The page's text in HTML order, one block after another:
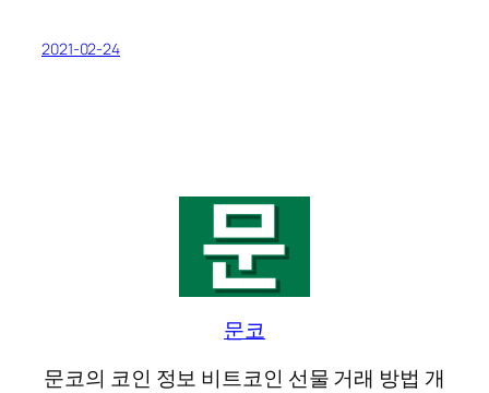
2021-02-24
문코
문코의 코인 정보 비트코인 선물 거래 방법 개